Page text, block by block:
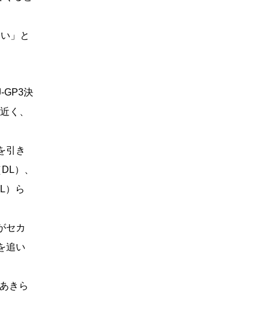
」と
GP3決
く、
引き
）、
）ら
セカ
追い
きら